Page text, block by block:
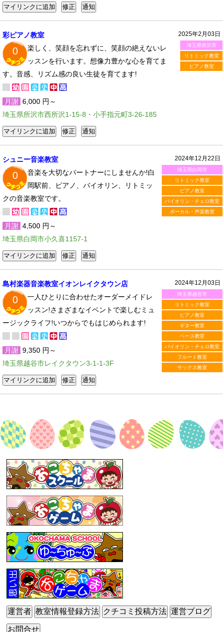
2025年2月03日
埼玉県所沢市
リトミック教室
ピアノ教室
彩ピアノ教室
0
楽しく、笑顔を忘れずに、笑顔の絶えないレ
ッスンを行います。想像力豊かな心を育てま
す。音感、リズム感の良い生徒を育てます!
月謝 6,000 円～
埼玉県所沢市西所沢1-15-8・小手指元町3-26-185
2024年12月22日
埼玉県白岡市
リトミック教室
ピアノ教室
バイオリン・チェロ教室
ボーカル・声楽教室
シュニー音楽教室
0
音楽を大切なパートナーにしませんか!白
岡駅前、ピアノ、バイオリン、リトミッ
クの音楽教室です。
月謝 4,500 円～
埼玉県白岡市小久喜1157-1
2024年12月03日
埼玉県越谷市
リトミック教室
ピアノ教室
ギター教室
ベース教室
バイオリン・チェロ教室
フルート教室
サックス教室
島村楽器音楽教室イオンレイクタウン店
0
一人ひとりに合わせたオーダーメイドレ
ッスン!さまざまなイベントで楽しむミュ
ージックライフ!いつからでもはじめられます!
月謝 9,350 円～
埼玉県越谷市レイクタウン3-1-1-3F